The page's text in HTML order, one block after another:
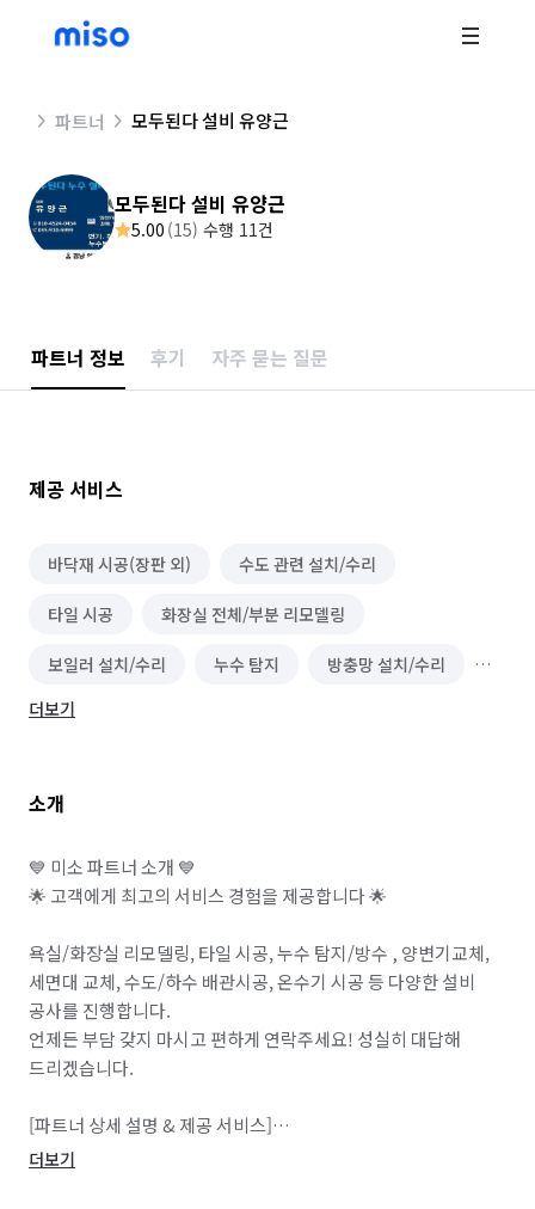
파트너 모두된다 설비 유양근
모두된다 설비 유양근
5.00 (15) 수행 11건
파트너 정보 후기 자주 묻는 질문
제공 서비스
바닥재 시공(장판 외) 수도 관련 설치/수리
타일 시공 화장실 전체/부분 리모델링
보일러 설치/수리 누수 탐지 방충망 설치/수리
온수기 설치/수리
더보기
소개
💙 미소 파트너 소개 💙
🌟 고객에게 최고의 서비스 경험을 제공합니다 🌟
욕실/화장실 리모델링, 타일 시공, 누수 탐지/방수 , 양변기교체,
세면대 교체, 수도/하수 배관시공, 온수기 시공 등 다양한 설비
공사를 진행합니다.
언제든 부담 갖지 마시고 편하게 연락주세요! 성실히 대답해
드리겠습니다.
[파트너 상세 설명 & 제공 서비스]
👌 자격증 보유
더보기